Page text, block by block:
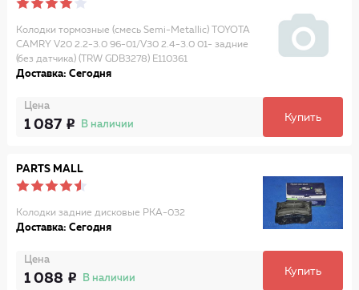
Колодки тормозные (смесь Semi-Metallic) TOYOTA
CAMRY V20 2.2-3.0 96-01/V30 2.4-3.0 01- задние
(без датчика) (TRW GDB3278) E110361
Доставка: Сегодня
Цена
1 087 В наличии
Купить
PARTS MALL
Колодки задние дисковые PKA-032
Доставка: Сегодня
Цена
1 088 В наличии
Купить